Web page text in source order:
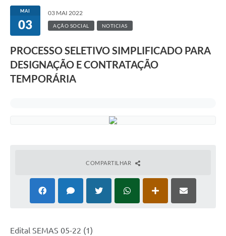
MAI
03
03 MAI 2022
AÇÃO SOCIAL NOTICIAS
PROCESSO SELETIVO SIMPLIFICADO PARA
DESIGNAÇÃO E CONTRATAÇÃO
TEMPORÁRIA
COMPARTILHAR
Edital SEMAS 05-22 (1)